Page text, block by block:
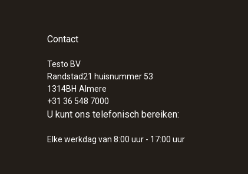
Contact
Testo BV
Randstad21 huisnummer 53
1314BH Almere
+31 36 548 7000
U kunt ons telefonisch bereiken:
Elke werkdag van 8:00 uur - 17:00 uur